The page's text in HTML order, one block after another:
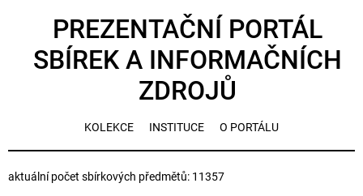
PREZENTAČNÍ PORTÁL
SBÍREK A INFORMAČNÍCH
ZDROJŮ
KOLEKCE INSTITUCE O PORTÁLU
aktuální počet sbírkových předmětů: 11357